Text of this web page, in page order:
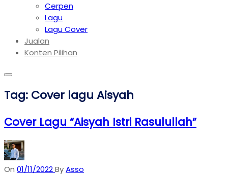
Cerpen
Lagu
Lagu Cover
Jualan
Konten Pilihan
Tag: Cover lagu Aisyah
Cover Lagu “Aisyah Istri Rasulullah”
On 01/11/2022ByAsso